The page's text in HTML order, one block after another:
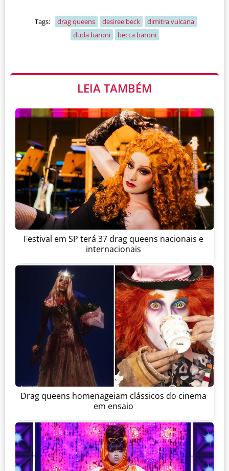
Tags: drag queens desiree beck
dimitra vulcana
duda baroni
becca baroni
LEIA TAMBÉM
Festival em SP terá 37 drag queens nacionais e
internacionais
Drag queens homenageiam clássicos do cinema
em ensaio